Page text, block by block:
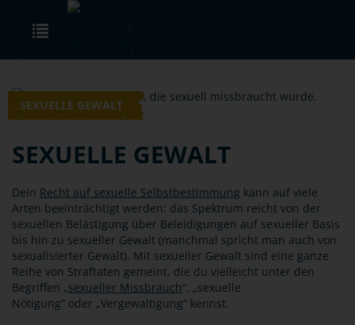
Skip to main content
SEXUELLE GEWALT
SEXUELLE GEWALT
Dein Recht auf sexuelle Selbstbestimmung kann auf viele
Arten beeinträchtigt werden: das Spektrum reicht von der
sexuellen Belästigung über Beleidigungen auf sexueller Basis
bis hin zu sexueller Gewalt (manchmal spricht man auch von
sexualisierter Gewalt). Mit sexueller Gewalt sind eine ganze
Reihe von Straftaten gemeint, die du vielleicht unter den
Begriffen „sexueller Missbrauch“, „sexuelle
Nötigung“ oder „Vergewaltigung“ kennst.